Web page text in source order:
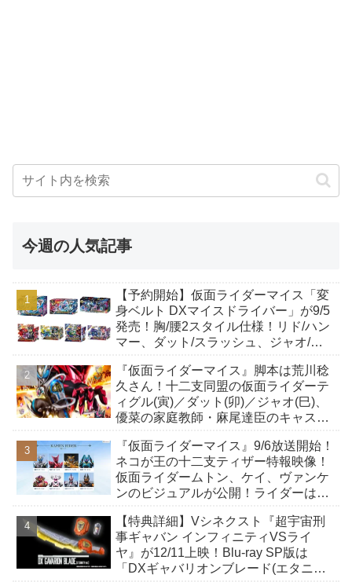
今週の人気記事
【予約開始】仮面ライダーマイス「変
身ベルト DXマイスドライバー」が9/5
発売！胸/腰2スタイル仕様！リド/ハン
マー、ダット/スラッシュ、ジャオ/バ
も！
『仮面ライダーマイス』脚本は荒川稔
久さん！十二支同盟の仮面ライダーテ
ィグル(寅)／ダット(卯)／ジャオ(巳)、
優菜の家庭教師・麻尾達臣のキャスト
んも変身！
『仮面ライダーマイス』9/6放送開始！
ネコが王の十二支ティザー特報映像！
仮面ライダームトン、ケイ、ヴァンケ
ンのビジュアルが公開！ライダーは子
【特典詳細】Vシネクスト『超宇宙刑
事ギャバン インフィニティVSライ
ヤ』が12/11上映！Blu-ray SP版は
「DXギャバリオンブレード(エタニテ